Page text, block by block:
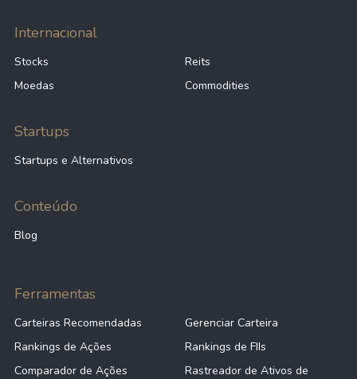
Internacional
Stocks
Reits
Moedas
Commodities
Startups
Startups e Alternativos
Conteúdo
Blog
Ferramentas
Carteiras Recomendadas
Gerenciar Carteira
Rankings de Ações
Rankings de FIIs
Comparador de Ações
Rastreador de Ativos de